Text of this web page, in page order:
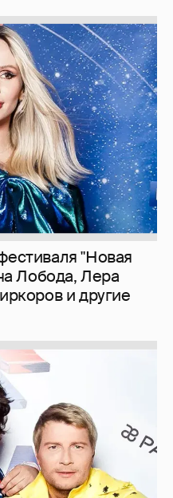
"Новая
Лобода, Лера
и другие